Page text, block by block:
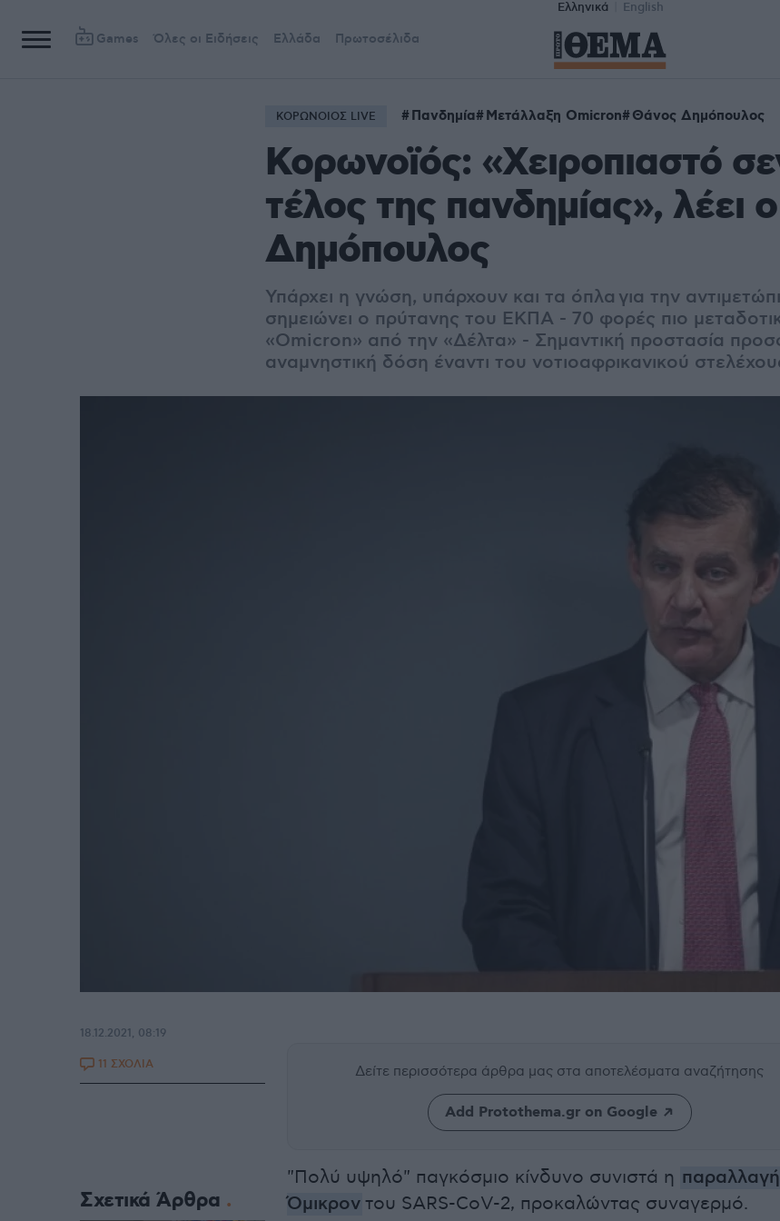
Ελληνικά English
Games Όλες οι Ειδήσεις Ελλάδα Πρωτοσέλιδα
ΚΟΡΩΝΟΙΟΣ LIVE Πανδημία Μετάλλαξη Omicron Θάνος Δημόπουλος
Κορωνοϊός: «Χειροπιαστό
τέλος της πανδημίας», λέει ο
Δημόπουλος
Υπάρχει η γνώση, υπάρχουν και τα όπλα για την
σημειώνει ο πρύτανης του ΕΚΠΑ - 70 φορές πιο
«Omicron» από την «Δέλτα» - Σημαντική προστασία
αναμνηστική δόση έναντι του νοτιοαφρικανικού
Δείτε περισσότερα άρθρα μας στα αποτελέσματα αναζήτησης
Add Protothema.gr on Google
"Πολύ υψηλό" παγκόσμιο κίνδυνο συνιστά η παραλλαγή
Όμικρον του SARS-CoV-2, προκαλώντας συναγερμό.
18.12.2021, 08:19
11 ΣΧΟΛΙΑ
Σχετικά Άρθρα